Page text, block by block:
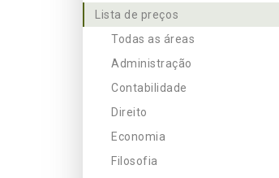
Lista de preços
Todas as áreas
Administração
Contabilidade
Direito
Economia
Filosofia